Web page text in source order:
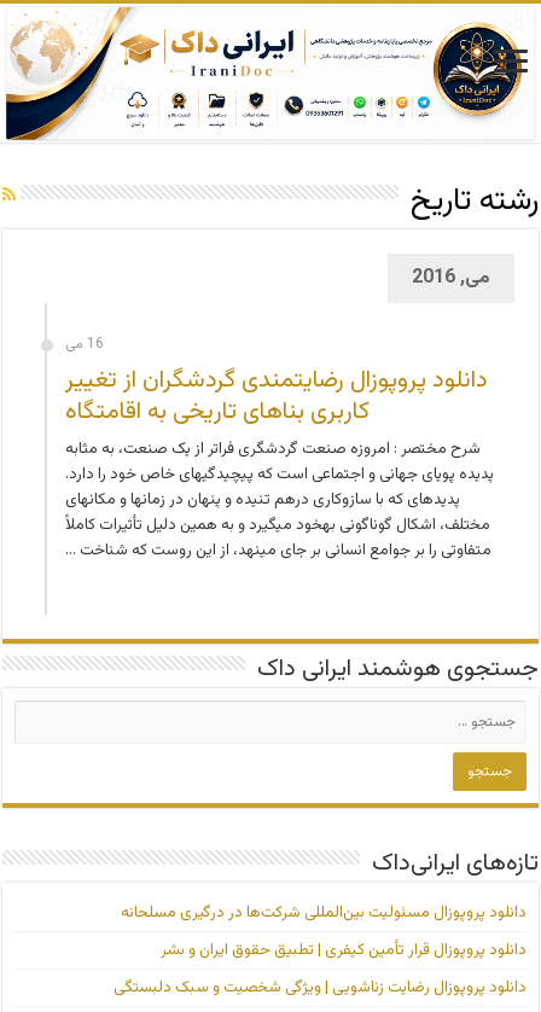
رشته تاریخ
می, 2016
16 می
دانلود پروپوزال رضایتمندی گردشگران از تغییر
کاربری بناهای تاریخی به اقامتگاه
شرح مختصر : امروزه صنعت گردشگری فراتر از یک صنعت، به مثابه
پدیده پویای جهانی و اجتماعی است که پیچیدگی­های خاص خود را دارد.
پدیده­ای که با سازوکاری درهم تنیده و پنهان در زمان­ها و مکان­های
مختلف، اشکال گوناگونی به­خود می­گیرد و به همین دلیل تأثیرات کاملاً
متفاوتی را بر جوامع انسانی بر جای می­نهد، از این روست که شناخت …
جستجوی هوشمند ایرانی داک
تازه‌های ایرانی‌داک
دانلود پروپوزال مسئولیت بین‌المللی شرکت‌ها در درگیری مسلحانه
دانلود پروپوزال قرار تأمین کیفری | تطبیق حقوق ایران و بشر
دانلود پروپوزال رضایت زناشویی | ویژگی شخصیت و سبک دلبستگی